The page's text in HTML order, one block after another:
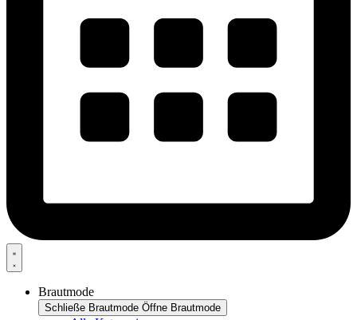
Brautmode
Schließe Brautmode Öffne Brautmode